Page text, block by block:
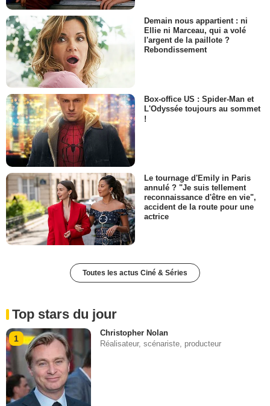
Demain nous appartient : ni
Ellie ni Marceau, qui a volé
l'argent de la paillote ?
Rebondissement
Box-office US : Spider-Man et
L'Odyssée toujours au sommet
!
Le tournage d'Emily in Paris
annulé ? "Je suis tellement
reconnaissance d'être en vie",
accident de la route pour une
actrice
Toutes les actus Ciné & Séries
Top stars du jour
1
Christopher Nolan
Réalisateur, scénariste, producteur